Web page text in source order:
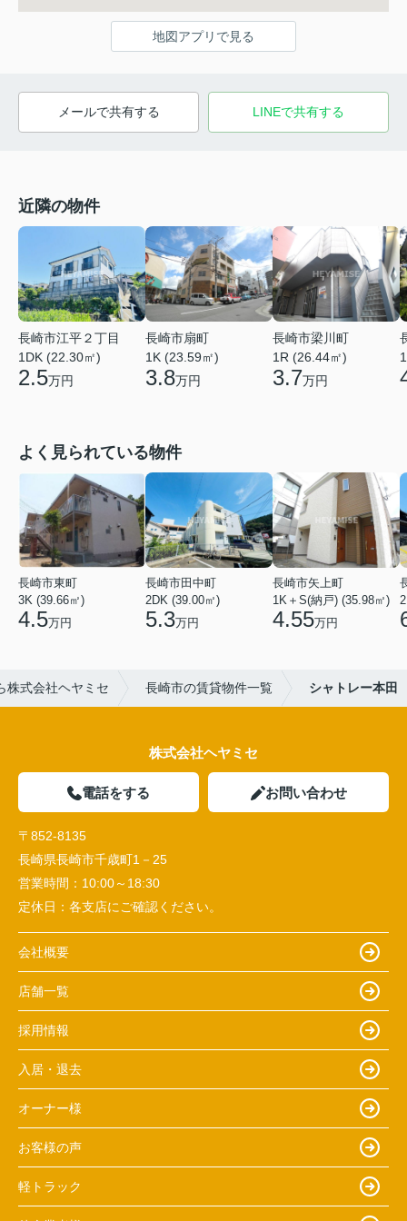
地図アプリで見る
メールで共有する LINEで共有する
近隣の物件
長崎市江平２丁目
1DK (22.30㎡)
2.5万円
長崎市扇町
1K (23.59㎡)
3.8万円
長崎市梁川町
1R (26.44㎡)
3.7万円
よく見られている物件
長崎市東町
3K (39.66㎡)
4.5万円
長崎市田中町
2DK (39.00㎡)
5.3万円
長崎市矢上町
1K＋S(納戸) (35.98㎡)
4.55万円
株式会社ヘヤミセ 長崎市の賃貸物件一覧 シャトレー本田
株式会社ヘヤミセ
電話をする お問い合わせ
〒852-8135
長崎県長崎市千歳町1－25
営業時間： 10:00～18:30
定休日： 各支店にご確認ください。
会社概要
店舗一覧
採用情報
入居・退去
オーナー様
お客様の声
軽トラック